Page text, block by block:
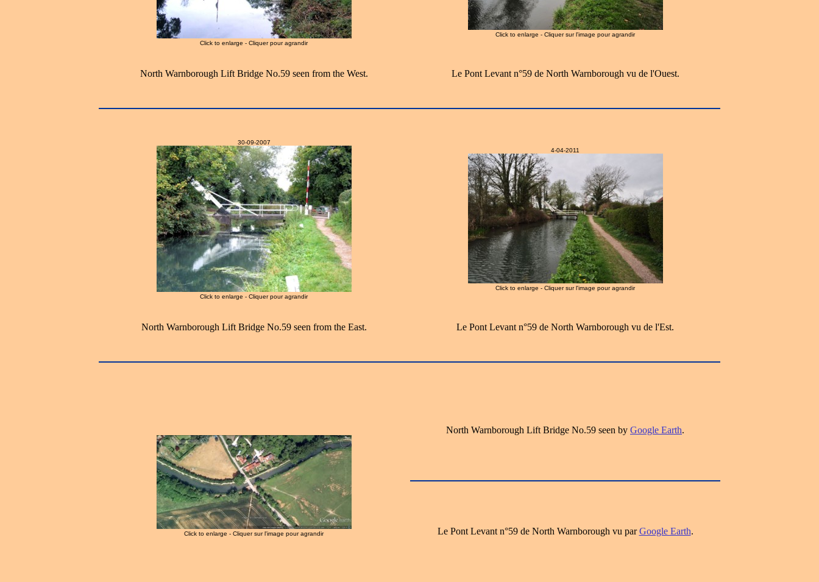
Click to enlarge - Cliquer pour agrandir
Click to enlarge - Cliquer sur l'image pour agrandir
North Warnborough Lift Bridge No.59 seen from the West. Le Pont Levant n°59 de North Warnborough vu de l'Ouest.
30-09-2007
Click to enlarge - Cliquer pour agrandir
4-04-2011
Click to enlarge - Cliquer sur l'image pour agrandir
North Warnborough Lift Bridge No.59 seen from the East. Le Pont Levant n°59 de North Warnborough vu de l'Est.
Click to enlarge - Cliquer sur l'image pour agrandir
North Warnborough Lift Bridge No.59 seen by Google Earth.
Le Pont Levant n°59 de North Warnborough vu parGoogle Earth.